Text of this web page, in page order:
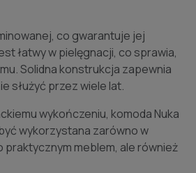
co gwarantuje jej
łatwy w pielęgnacji, co sprawia,
Solidna konstrukcja zapewnia
służyć przez wiele lat.
wykończeniu, komoda Nuka
wykorzystana zarówno w
praktycznym meblem, ale również